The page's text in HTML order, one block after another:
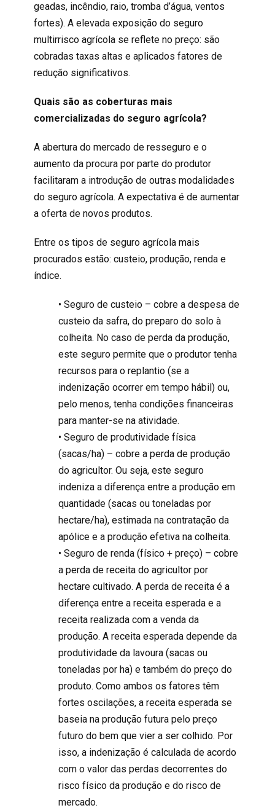
geadas, incêndio, raio, tromba d’água, ventos
fortes). A elevada exposição do seguro
multirrisco agrícola se reflete no preço: são
cobradas taxas altas e aplicados fatores de
redução significativos.
Quais são as coberturas mais
comercializadas do seguro agrícola?
A abertura do mercado de resseguro e o
aumento da procura por parte do produtor
facilitaram a introdução de outras modalidades
do seguro agrícola. A expectativa é de aumentar
a oferta de novos produtos.
Entre os tipos de seguro agrícola mais
procurados estão: custeio, produção, renda e
índice.
• Seguro de custeio – cobre a despesa de
custeio da safra, do preparo do solo à
colheita. No caso de perda da produção,
este seguro permite que o produtor tenha
recursos para o replantio (se a
indenização ocorrer em tempo hábil) ou,
pelo menos, tenha condições financeiras
para manter-se na atividade.
• Seguro de produtividade física
(sacas/ha) – cobre a perda de produção
do agricultor. Ou seja, este seguro
indeniza a diferença entre a produção em
quantidade (sacas ou toneladas por
hectare/ha), estimada na contratação da
apólice e a produção efetiva na colheita.
• Seguro de renda (físico + preço) – cobre
a perda de receita do agricultor por
hectare cultivado. A perda de receita é a
diferença entre a receita esperada e a
receita realizada com a venda da
produção. A receita esperada depende da
produtividade da lavoura (sacas ou
toneladas por ha) e também do preço do
produto. Como ambos os fatores têm
fortes oscilações, a receita esperada se
baseia na produção futura pelo preço
futuro do bem que vier a ser colhido. Por
isso, a indenização é calculada de acordo
com o valor das perdas decorrentes do
risco físico da produção e do risco de
mercado.